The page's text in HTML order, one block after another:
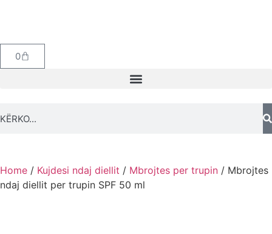
0
Home / Kujdesi ndaj diellit / Mbrojtes per trupin / Mbrojtes
ndaj diellit per trupin SPF 50 ml